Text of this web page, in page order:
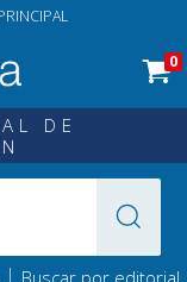
0
DE
| Buscar por editorial